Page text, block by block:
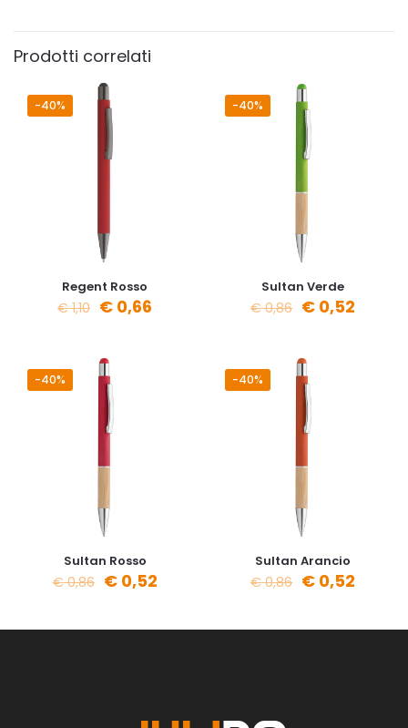
Prodotti correlati
-40%
Regent Rosso
€1,10 € 0,66
-40%
Sultan Verde
€0,86 € 0,52
-40%
Sultan Rosso
€0,86 €0,52
-40%
Sultan Arancio
€0,86 € 0,52